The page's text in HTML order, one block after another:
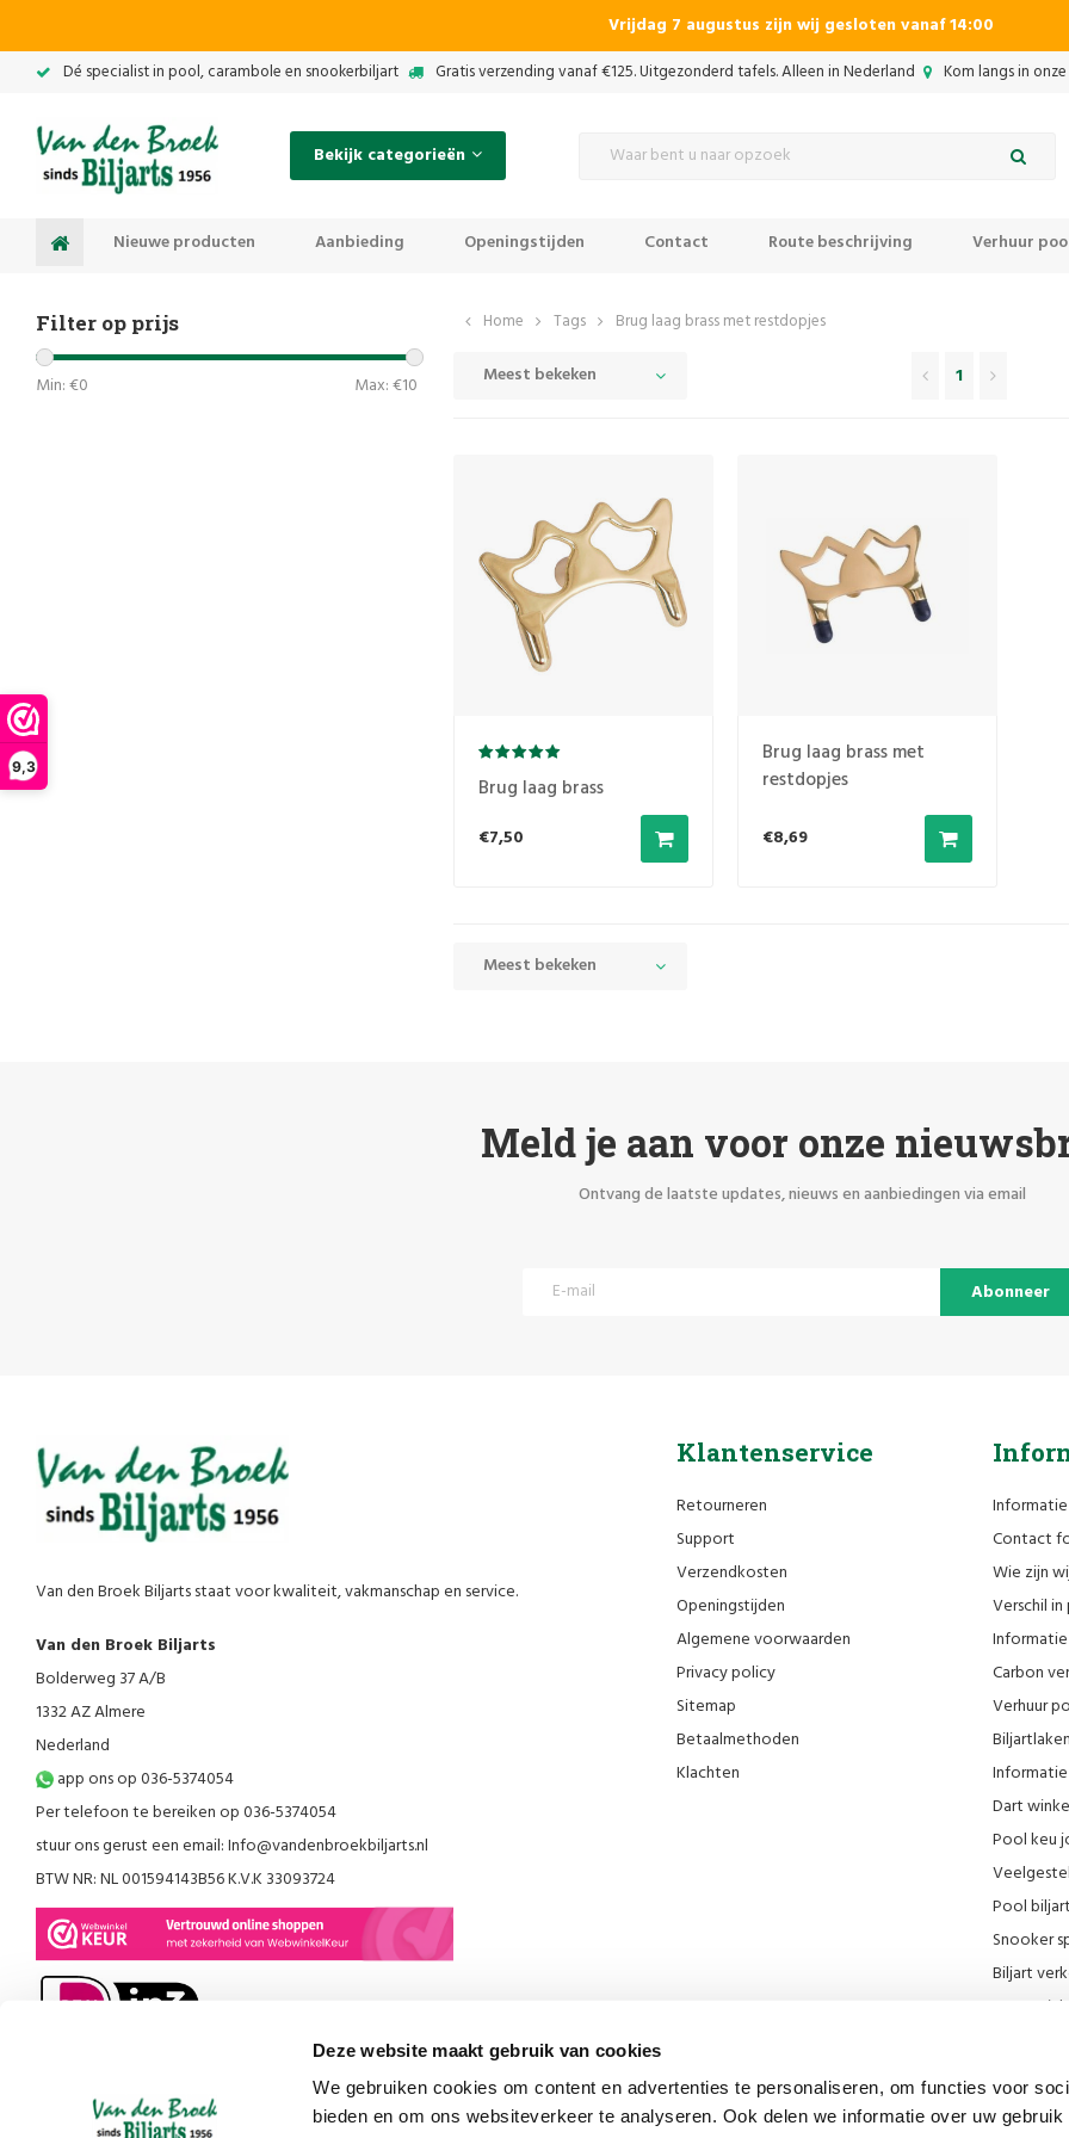
9,3
Deze website maakt gebruik van cookies
We gebruiken cookies om content en advertenties te personaliseren, om functies voor
bieden en om ons websiteverkeer te analyseren. Ook delen we informatie over uw
Vrijdag 7 augustus zijn wij gesloten vanaf 14:00
Dé specialist in pool, carambole en snookerbiljart Gratis verzending vanaf €125. Uitgezonderd tafels. Alleen in Nederland Kom langs in
Bekijk categorieën
Nieuwe producten Aanbieding Openingstijden Contact Route beschrijving Verhuur
Filter op prijs
Min: €0 Max: €10
Home Tags Brug laag brass met restdopjes
Meest bekeken 1
Brug laag brass
€7,50
Brug laag brass met
restdopjes
€8,69
Meest bekeken
Meld je aan voor onze
Ontvang de laatste updates, nieuws en aanbiedingen via email
Abonneer
Van den Broek Biljarts staat voor kwaliteit, vakmanschap en service.
Van den Broek Biljarts
Bolderweg 37 A/B
1332 AZ Almere
Nederland
app ons op 036-5374054
Per telefoon te bereiken op 036-5374054
stuur ons gerust een email:Info@vandenbroekbiljarts.nl
BTW NR: NL 001594143B56 K.V.K 33093724
Klantenservice
Retourneren
Support
Verzendkosten
Openingstijden
Algemene voorwaarden
Privacy policy
Sitemap
Betaalmethoden
Klachten
Contact
Wie zijn
Verschil
Carbon
Verhuur
Dart
Pool keu
Pool
Snooker
Biljart
Onze
Blog